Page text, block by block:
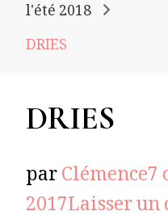
l'été 2018
DRIES
DRIES
parClémence7
2017Laisser